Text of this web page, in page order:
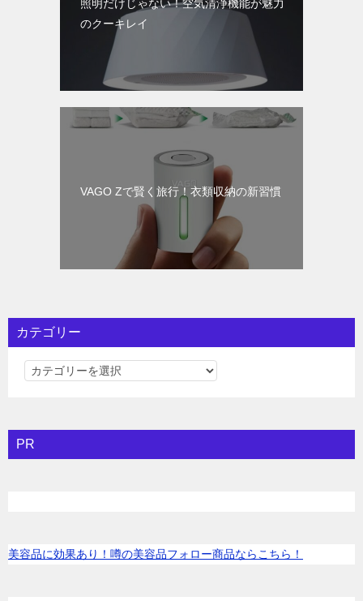
照明だけじゃない！空気清浄機能が魅力
のクーキレイ
VAGO Zで賢く旅行！衣類収納の新習慣
カテゴリー
カ
リ
ー
PR
美容品に効果あり！噂の美容品フォロー商品ならこちら！